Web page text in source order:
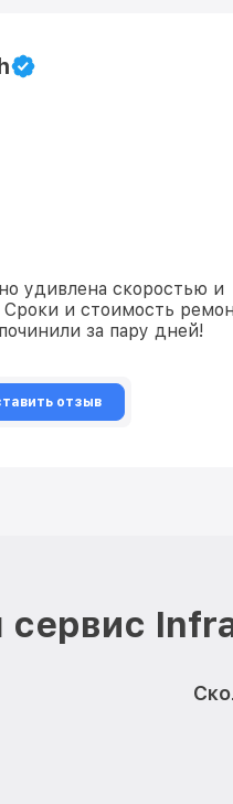
удивлена скоростью и
и стоимость
за пару дней!
отзыв